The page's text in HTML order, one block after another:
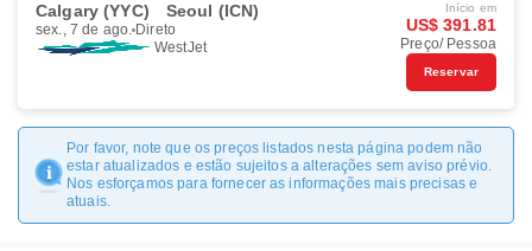
Calgary (YYC) Seoul (ICN)
sex., 7 de ago. Direto
WestJet
Início em
US$ 391.81
Preço/ Pessoa
Reservar
Por favor, note que os preços listados nesta página podem não
estar atualizados e estão sujeitos a alterações sem aviso prévio.
Nos esforçamos para fornecer as informações mais precisas e
atuais.